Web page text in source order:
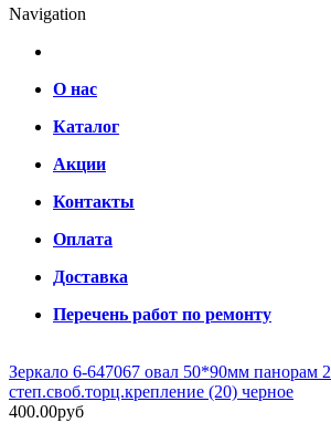
Navigation
О нас
Каталог
Акции
Контакты
Оплата
Доставка
Перечень работ по ремонту
Зеркало 6-647067 овал 50*90мм панорам 2
степ.своб.торц.крепление (20) черное
400.00руб